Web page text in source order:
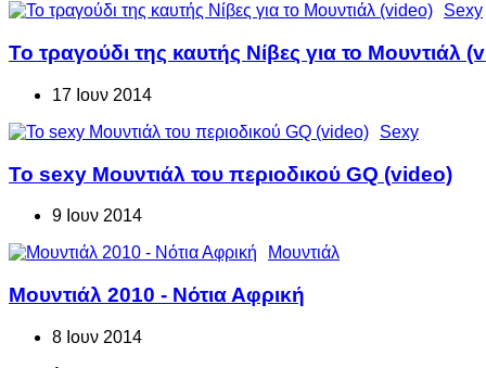
Sexy
Το τραγούδι της καυτής Νίβες για το Μουντιάλ
17 Ιουν 2014
Sexy
Το sexy Μουντιάλ του περιοδικού GQ (video)
9 Ιουν 2014
Μουντιάλ
Μουντιάλ 2010 - Νότια Αφρική
8 Ιουν 2014